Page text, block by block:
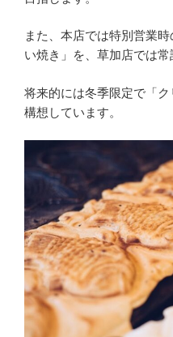
また、本店では特別営業
い焼き」を、草加店では常
将来的には冬季限定で「
構想しています。